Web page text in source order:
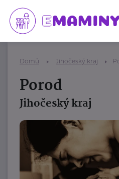
Domů Jihočeský kraj
Porod
Jihočeský kraj